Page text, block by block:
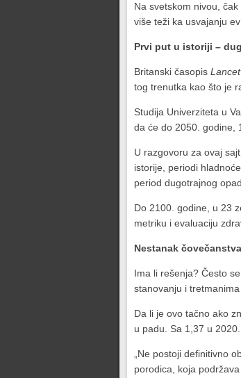
Na svetskom nivou,
više teži ka usvajanju
Prvi put u istoriji –
Britanski časopis Lancet
tog trenutka kao što je
Studija Univerziteta u
da će do 2050. godine,
U razgovoru za ovaj
istorije, periodi
period dugotrajnog
Do 2100. godine, u 23
metriku i evaluaciju
Nestanak
Ima li rešenja? Često
stanovanju i
Da li je ovo tačno ako
u padu. Sa 1,37 u
„Ne postoji definitivno
porodica, koja